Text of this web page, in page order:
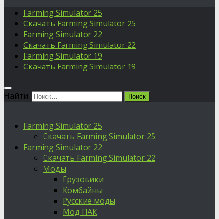
Farming Simulator 25
Скачать Farming Simulator 25
Farming Simulator 22
Скачать Farming Simulator 22
Farming Simulator 19
Скачать Farming Simulator 19
Найти:
Farming Simulator 25
Скачать Farming Simulator 25
Farming Simulator 22
Скачать Farming Simulator 22
Моды
Грузовики
Комбайны
Русские моды
Мод ПАК